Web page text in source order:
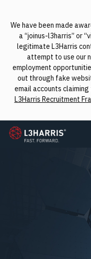
We have been made
a “joinus-l3harris” or
legitimate L3Harris
attempt to use our
employment
out through fake
email accounts
L3Harris Recruitment
L3Harris